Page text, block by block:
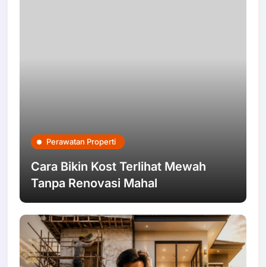
Perawatan Properti
Cara Bikin Kost Terlihat Mewah
Tanpa Renovasi Mahal